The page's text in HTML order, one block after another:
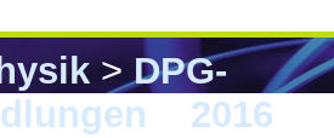
>DPG-
2016